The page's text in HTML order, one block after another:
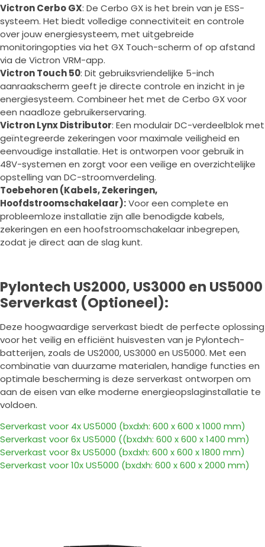
Victron Cerbo GX: De Cerbo GX is het brein van je ESS-
systeem. Het biedt volledige connectiviteit en controle
over jouw energiesysteem, met uitgebreide
monitoringopties via het GX Touch-scherm of op afstand
via de Victron VRM-app.
Victron Touch 50: Dit gebruiksvriendelijke 5-inch
aanraakscherm geeft je directe controle en inzicht in je
energiesysteem. Combineer het met de Cerbo GX voor
een naadloze gebruikerservaring.
Victron Lynx Distributor: Een modulair DC-verdeelblok met
geïntegreerde zekeringen voor maximale veiligheid en
eenvoudige installatie. Het is ontworpen voor gebruik in
48V-systemen en zorgt voor een veilige en overzichtelijke
opstelling van DC-stroomverdeling.
Toebehoren (Kabels, Zekeringen,
Hoofdstroomschakelaar):Voor een complete en
probleemloze installatie zijn alle benodigde kabels,
zekeringen en een hoofstroomschakelaar inbegrepen,
zodat je direct aan de slag kunt.
Pylontech US2000, US3000 en US5000
Serverkast (Optioneel):
Deze hoogwaardige serverkast biedt de perfecte oplossing
voor het veilig en efficiënt huisvesten van je Pylontech-
batterijen, zoals de US2000, US3000 en US5000. Met een
combinatie van duurzame materialen, handige functies en
optimale bescherming is deze serverkast ontworpen om
aan de eisen van elke moderne energieopslaginstallatie te
voldoen.
Serverkast voor 4x US5000 (bxdxh: 600 x 600 x 1000 mm)
Serverkast voor 6x US5000 ((bxdxh: 600 x 600 x 1400 mm)
Serverkast voor 8x US5000 (bxdxh: 600 x 600 x 1800 mm)
Serverkast voor 10x US5000 (bxdxh: 600 x 600 x 2000 mm)